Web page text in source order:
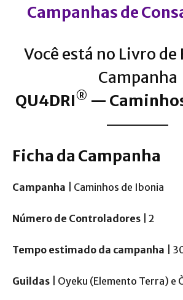
Campanhas de
Você está no Livro de
Campanha
QU4DRI® —
Ficha da Campanha
Campanha | Caminhos de Ibonia
Número de Controladores | 2
Tempo estimado da campanha |
Guildas | Oyeku (Elemento Terra) e